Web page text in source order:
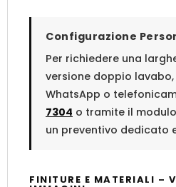
Configurazione
Per richiedere una
versione doppio
WhatsApp o
7304 o tramite il
un preventivo dedicato
FINITURE E MATERIALI –